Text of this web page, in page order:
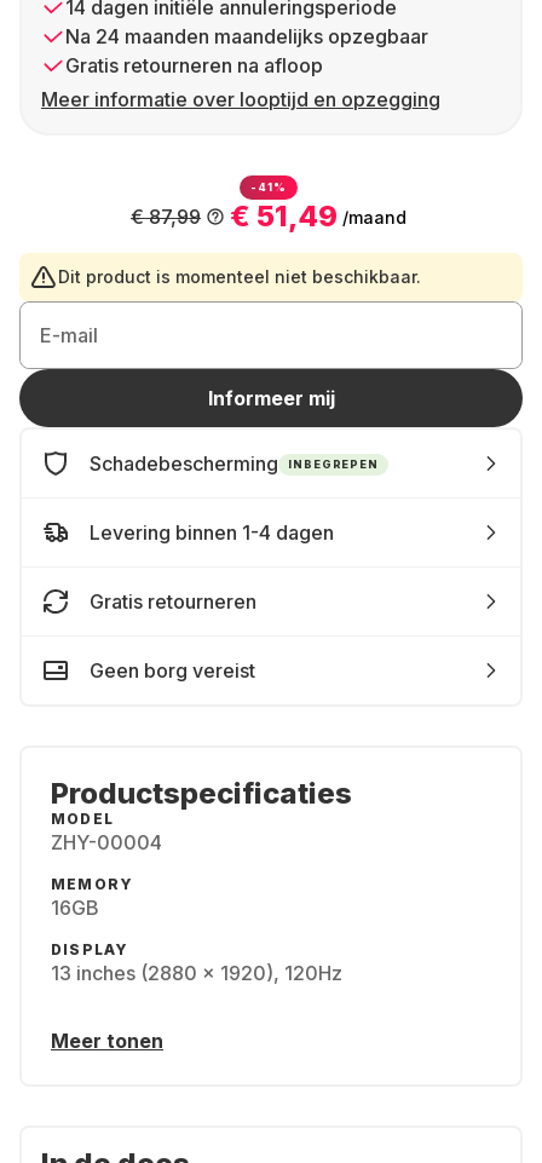
14 dagen initiële annuleringsperiode
Na 24 maanden maandelijks opzegbaar
Gratis retourneren na afloop
Meer informatie over looptijd en opzegging
-41%
€ 51,49 /maand
€ 87,99
Dit product is momenteel niet beschikbaar.
E-mail
Informeer mij
Schadebescherming INBEGREPEN
Levering binnen 1-4 dagen
Gratis retourneren
Geen borg vereist
Productspecificaties
MODEL
ZHY-00004
MEMORY
16GB
DISPLAY
13 inches (2880 x 1920), 120Hz
Meer tonen